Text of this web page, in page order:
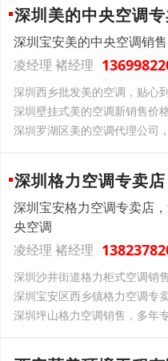
深圳美的中央空调
深圳宝安美的中央空调销
凌经理 褚经理
深圳西乡批发美的空调，贴心
深圳壁挂式美的空调新销售价
深圳罗湖区美的空调代理公司
深圳格力空调专卖店
深圳宝安格力空调专卖店
央空调
凌经理 褚经理
深圳沙井街道格力柜式空调销
深圳坪山格力空调销售，多年